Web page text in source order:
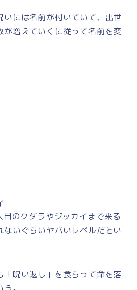
いには名前が付いていて、出世
が増えていくに従って名前を変
のクダラやジッカイまで来る
ないぐらいヤバいレベルだとい
「呪い返し」を食らって命を落